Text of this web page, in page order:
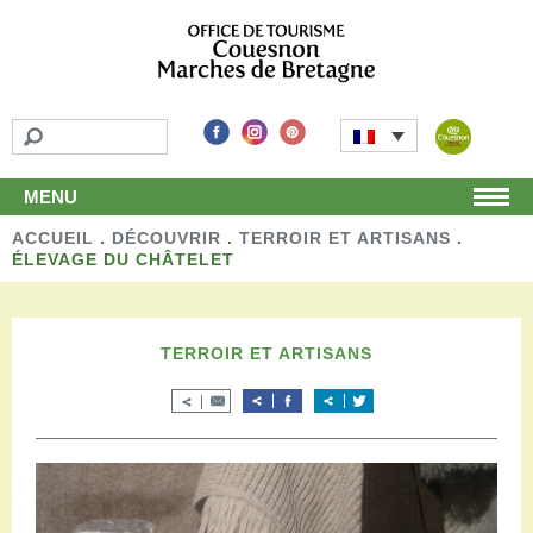
MENU
Accueil
Découvrir
Les activités de loisirs
Terroir et artisans
Autour de chez nous
Séjourner
Hébergements
ACCUEIL . DÉCOUVRIR . TERROIR ET ARTISANS .
ÉLEVAGE DU CHÂTELET
TERROIR ET ARTISANS